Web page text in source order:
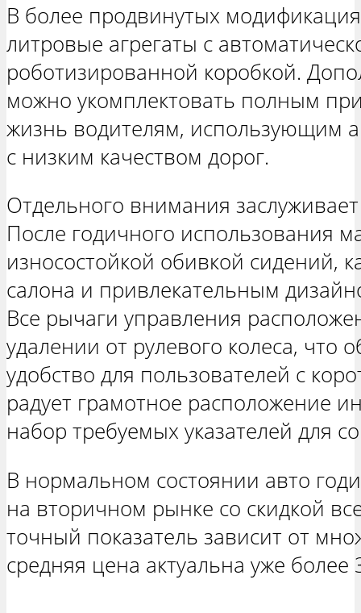
В более продвинутых
литровые агрегаты с
роботизированной коробкой.
можно укомплектовать полным
жизнь водителям, использующим
с низким качеством дорог.
Отдельного внимания
После годичного использования
износостойкой обивкой сидений,
салона и привлекательным
Все рычаги управления
удалении от рулевого колеса, что
удобство для пользователей с
радует грамотное расположение
набор требуемых указателей для
В нормальном состоянии авто
на вторичном рынке со скидкой
точный показатель зависит от
средняя цена актуальна уже более